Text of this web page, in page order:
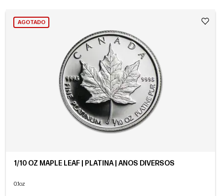
AGOTADO
1/10 OZ MAPLE LEAF | PLATINA | AÑOS DIVERSOS
0.1oz